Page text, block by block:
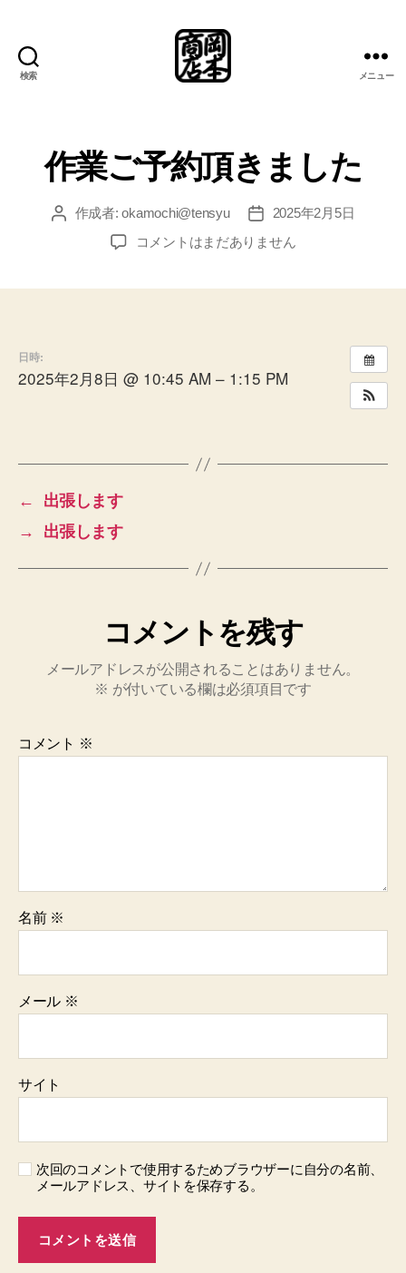
検索
店
総
案
所
メニュー
作業ご予約頂きました
投 作成者:okamochi@tensyu
投
稿
日
2025年2月5日
作
ま
の
コメントはまだありません
日時:
2025年2月8日 @ 10:45 AM – 1:15 PM
←
出張します
→
出張します
コメントを残す
メールアドレスが公開されることはありません。
※ が付いている欄は必須項目です
コメント ※
名前 ※
メール ※
サイト
次回のコメントで使用するためブラウザーに自分の名前、
メールアドレス、サイトを保存する。